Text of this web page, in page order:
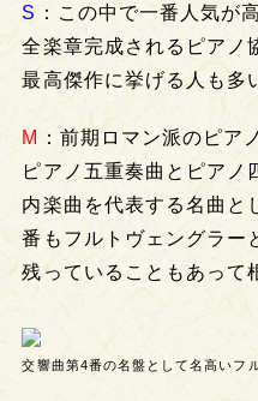
S ：この中で一番人気が
全楽章完成されるピアノ
最高傑作に挙げる人も多
M
：前期ロマン派のピア
ピアノ五重奏曲とピアノ
内楽曲を代表する名曲と
番もフルトヴェングラー
残っていることもあって
交響曲第4番の名盤として名高いフ